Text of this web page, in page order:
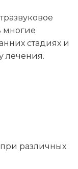
многие
стадиях и
лечения.
различных